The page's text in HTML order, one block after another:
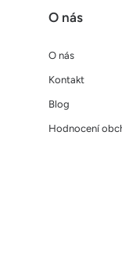
O nás
O nás
Kontakt
Blog
Hodnocení